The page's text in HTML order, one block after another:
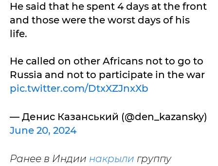
He said that he spent 4 days at the front
and those were the worst days of his
life.
He called on other Africans not to go to
Russia and not to participate in the war
pic.twitter.com/DtxXZJnxXb
— Денис Казанський (@den_kazansky)
June 20, 2024
Ранее в Индии накрыли группу